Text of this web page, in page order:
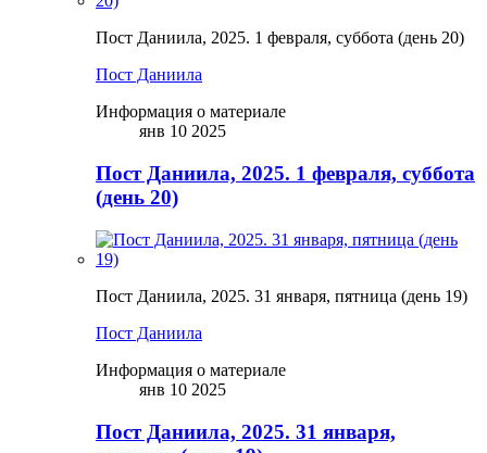
Пост Даниила, 2025. 1 февраля, суббота (день 20)
Пост Даниила
Информация о материале
янв 10 2025
Пост Даниила, 2025. 1 февраля, суббота
(день 20)
Пост Даниила, 2025. 31 января, пятница (день 19)
Пост Даниила
Информация о материале
янв 10 2025
Пост Даниила, 2025. 31 января,